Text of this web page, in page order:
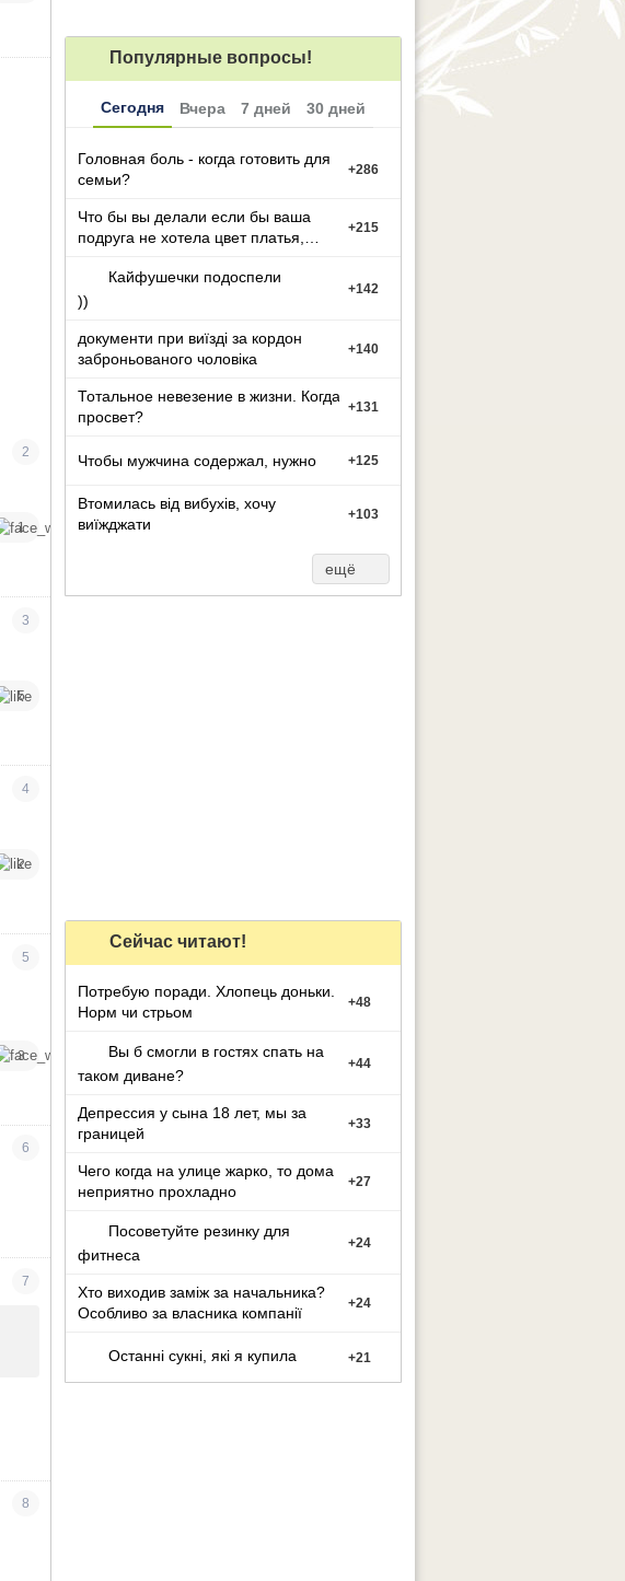
2
1
3
5
4
2
5
3
6
7
8
Популярные вопросы!
Сегодня Вчера 7 дней 30 дней
Головная боль - когда готовить для
семьи?
+286
Что бы вы делали если бы ваша
подруга не хотела цвет платья,
+215
Кайфушечки подоспели
))
+142
документи при виїзді за кордон
заброньованого чоловіка
+140
Тотальное невезение в жизни. Когда
просвет?
+131
Чтобы мужчина содержал, нужно +125
Втомилась від вибухів, хочу
виїжджати
+103
ещё
Сейчас читают!
Потребую поради. Хлопець доньки.
Норм чи стрьом
+48
Вы б смогли в гостях спать на
таком диване?
+44
Депрессия у сына 18 лет, мы за
границей
+33
Чего когда на улице жарко, то дома
неприятно прохладно
+27
Посоветуйте резинку для
фитнеса
+24
Хто виходив заміж за начальника?
Особливо за власника компанії
+24
Останні сукні, які я купила +21